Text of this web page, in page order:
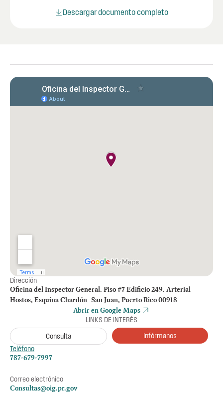
Descargar documento completo
Dirección
Oficina del Inspector General. Piso #7 Edificio 249. Arterial
Hostos, Esquina Chardón San Juan, Puerto Rico 00918
Abrir en Google Maps
LINKS DE INTERÉS
Consulta
Infórmanos
Teléfono
787-679-7997
Correo electrónico
Consultas@oig.pr.gov